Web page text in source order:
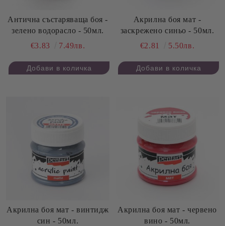
Антична състаряваща боя -
зелено водорасло - 50мл.
€3.83
7.49лв.
Акрилна боя мат -
заскрежено синьо - 50мл.
€2.81
5.50лв.
Акрилна боя мат - винтидж
син - 50мл.
Акрилна боя мат - червено
вино - 50мл.